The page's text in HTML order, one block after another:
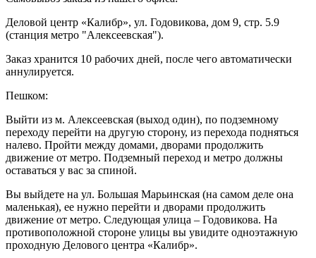
Деловой центр «Калибр», ул. Годовикова, дом 9, стр. 5.9
(станция метро "Алексеевская").
Заказ хранится 10 рабочих дней, после чего автоматически
аннулируется.
Пешком:
Выйти из м. Алексеевская (выход один), по подземному
переходу перейти на другую сторону, из перехода подняться
налево. Пройти между домами, дворами продолжить
движение от метро. Подземный переход и метро должны
оставаться у вас за спиной.
Вы выйдете на ул. Большая Марьинская (на самом деле она
маленькая), ее нужно перейти и дворами продолжить
движение от метро. Следующая улица – Годовикова. На
противоположной стороне улицы вы увидите одноэтажную
проходную Делового центра «Калибр».